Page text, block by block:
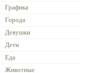
Графика
Города
Девушки
Дети
Еда
Животные